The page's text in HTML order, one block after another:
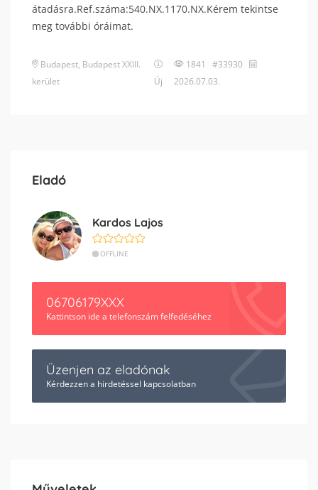
átadásra.Ref.száma:540.NX.1170.NX.Kérem tekintse
meg további óráimat.
Budapest, Budapest XXIII.
kerület
Új
1841 #33930
2026.07.03.
Eladó
Kardos Lajos
OFFLINE
06706179XXX
Kattintson ide a telefonszám felfedéséhez
Üzenjen az eladónak
Kérdezzen a hirdetéssel kapcsolatban